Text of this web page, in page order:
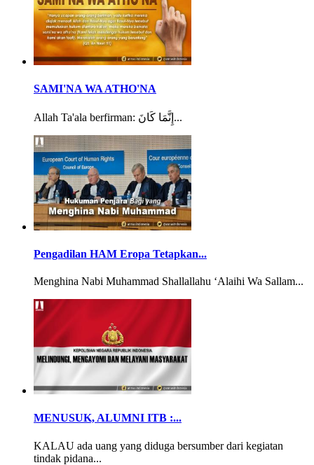
SAMI'NA WA ATHO'NA
Allah Ta'ala berfirman: إِنَّمَا كَانَ...
Pengadilan HAM Eropa Tetapkan...
Menghina Nabi Muhammad Shallallahu ‘Alaihi Wa Sallam...
MENUSUK, ALUMNI ITB :...
KALAU ada uang yang diduga bersumber dari kegiatan
tindak pidana...